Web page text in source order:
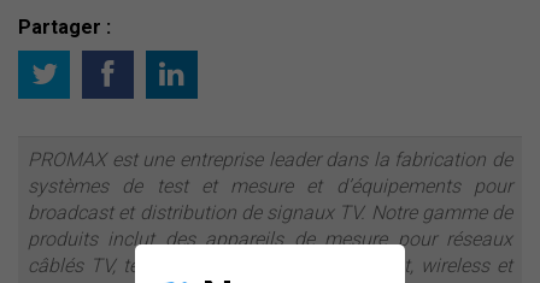
Partager :
PROMAX est une entreprise leader dans la fabrication de
systèmes de test et mesure et d’équipements pour
broadcast et distribution de signaux TV. Notre gamme de
produits inclut des appareils de mesure pour réseaux
câblés TV, télévision par satellite, broadcast, wireless et